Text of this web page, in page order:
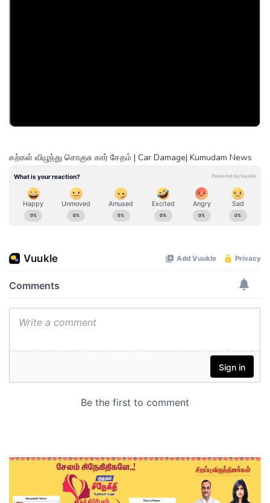
கற்கள் விழுந்து சொகுசு கார் சேதம் | Car Damage| Kumudam News